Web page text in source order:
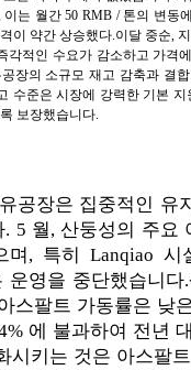
는 월간 50 RMB / 톤의 변동
이 약간 상승했다.이달 중순,
각적인 수요가 감소하고 가격
장의 소규모 재고 감축과 결
수준은 시장에 강력한 기본
보장했습니다.
공장은 집중적인 유
. 5 월, 산둥성의 주요
며, 특히 Lanqiao
운영을 중단했습니
스팔트 가동률은 낮
에 불과하여 전년
시키는 것은 아스팔